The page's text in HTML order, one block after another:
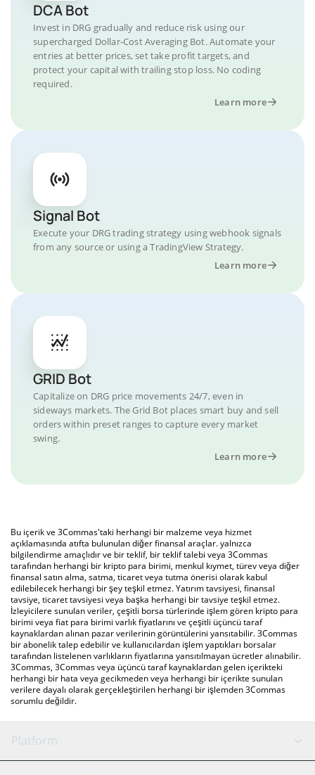
DCA Bot
Invest in DRG gradually and reduce risk using our
supercharged Dollar-Cost Averaging Bot. Automate your
entries at better prices, set take profit targets, and
protect your capital with trailing stop loss. No coding
required.
Learn more
Signal Bot
Execute your DRG trading strategy using webhook signals
from any source or using a TradingView Strategy.
Learn more
GRID Bot
Capitalize on DRG price movements 24/7, even in
sideways markets. The Grid Bot places smart buy and sell
orders within preset ranges to capture every market
swing.
Learn more
Bu içerik ve 3Commas'taki herhangi bir malzeme veya hizmet
açıklamasında atıfta bulunulan diğer finansal araçlar. yalnızca
bilgilendirme amaçlıdır ve bir teklif, bir teklif talebi veya 3Commas
tarafından herhangi bir kripto para birimi, menkul kıymet, türev veya diğer
finansal satın alma, satma, ticaret veya tutma önerisi olarak kabul
edilebilecek herhangi bir şey teşkil etmez. Yatırım tavsiyesi, finansal
tavsiye, ticaret tavsiyesi veya başka herhangi bir tavsiye teşkil etmez.
İzleyicilere sunulan veriler, çeşitli borsa türlerinde işlem gören kripto para
birimi veya fiat para birimi varlık fiyatlarını ve çeşitli üçüncü taraf
kaynaklardan alınan pazar verilerinin görüntülerini yansıtabilir. 3Commas
bir abonelik talep edebilir ve kullanıcılardan işlem yaptıkları borsalar
tarafından listelenen varlıkların fiyatlarına yansıtılmayan ücretler alınabilir.
3Commas, 3Commas veya üçüncü taraf kaynaklardan gelen içerikteki
herhangi bir hata veya gecikmeden veya herhangi bir içerikte sunulan
verilere dayalı olarak gerçekleştirilen herhangi bir işlemden 3Commas
sorumlu değildir.
Platform